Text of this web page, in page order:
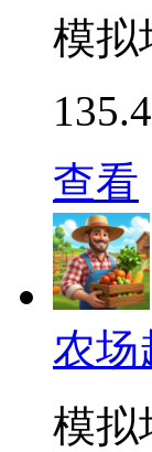
模拟
查看
农场
模拟